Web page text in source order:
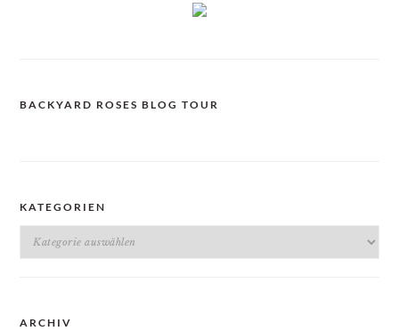
BACKYARD ROSES BLOG TOUR
KATEGORIEN
Kategorien
ARCHIV